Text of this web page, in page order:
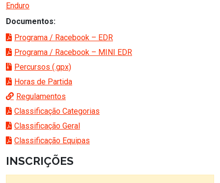
Enduro
Documentos:
Programa / Racebook – EDR
Programa / Racebook – MINI EDR
Percursos (.gpx)
Horas de Partida
Regulamentos
Classificação Categorias
Classificação Geral
Classificação Equipas
INSCRIÇÕES